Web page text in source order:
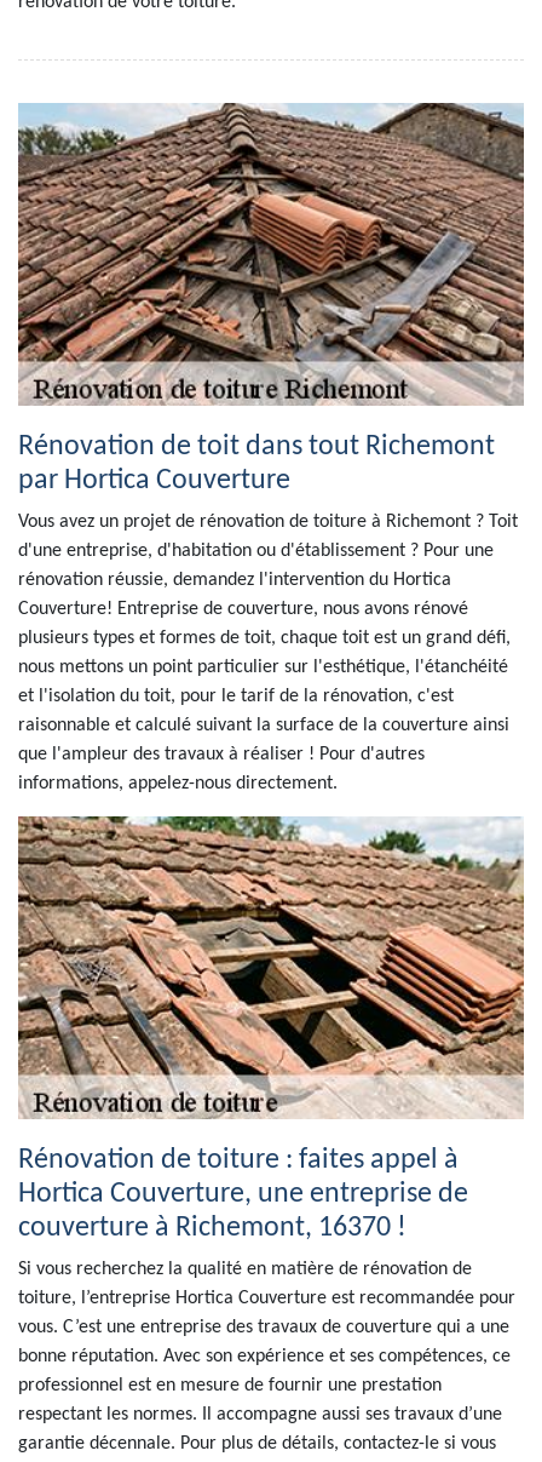
Rénovation de toit dans tout Richemont
par Hortica Couverture
Vous avez un projet de rénovation de toiture à Richemont ? Toit
d'une entreprise, d'habitation ou d'établissement ? Pour une
rénovation réussie, demandez l'intervention du Hortica
Couverture! Entreprise de couverture, nous avons rénové
plusieurs types et formes de toit, chaque toit est un grand défi,
nous mettons un point particulier sur l'esthétique, l'étanchéité
et l'isolation du toit, pour le tarif de la rénovation, c'est
raisonnable et calculé suivant la surface de la couverture ainsi
que l'ampleur des travaux à réaliser ! Pour d'autres
informations, appelez-nous directement.
Rénovation de toiture : faites appel à
Hortica Couverture, une entreprise de
couverture à Richemont, 16370 !
Si vous recherchez la qualité en matière de rénovation de
toiture, l’entreprise Hortica Couverture est recommandée pour
vous. C’est une entreprise des travaux de couverture qui a une
bonne réputation. Avec son expérience et ses compétences, ce
professionnel est en mesure de fournir une prestation
respectant les normes. Il accompagne aussi ses travaux d’une
garantie décennale. Pour plus de détails, contactez-le si vous